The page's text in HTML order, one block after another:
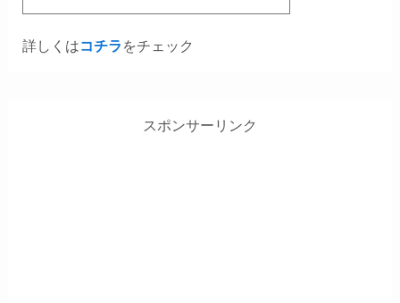
詳しくはコチラ をチェック
スポンサーリンク